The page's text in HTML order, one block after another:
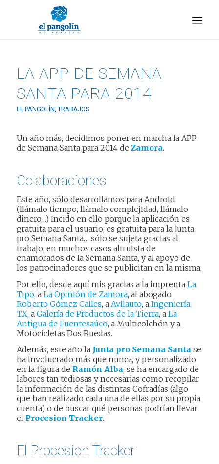
LA APP DE SEMANA
SANTA PARA 2014
EL PANGOLÍN, TRABAJOS
Un año más, decidimos poner en marcha la APP
de Semana Santa para 2014 de Zamora.
Colaboraciones
Este año, sólo desarrollamos para Android
(llámalo tiempo, llámalo complejidad, llámalo
dinero…) Incido en ello porque la aplicación es
gratuita para el usuario, es gratuita para la Junta
pro Semana Santa… sólo se sujeta gracias al
trabajo, en muchos casos altruista de
enamorados de la Semana Santa, y al apoyo de
los patrocinadores que se publicitan en la misma.
Por ello, desde aquí mis gracias a la imprenta La
Tipo, a La Opinión de Zamora, al abogado
Roberto Gómez Calles, a Avilauto, a Ingeniería
TX, a Galería de Productos de la Tierra, a La
Antigua de Fuentesaúco, a Multicolchón y a
Motocicletas Dos Ruedas.
Además, este año la Junta pro Semana Santase
ha involucrado más que nunca, y personalizado
en la figura de Ramón Alba, se ha encargado de
labores tan tediosas y necesarias como recopilar
la información de las distintas Cofradías (algo
que han realizado cada una de ellas por su propia
cuenta) o de buscar qué personas podrían llevar
el Procesion Tracker.
El Procesion Tracker